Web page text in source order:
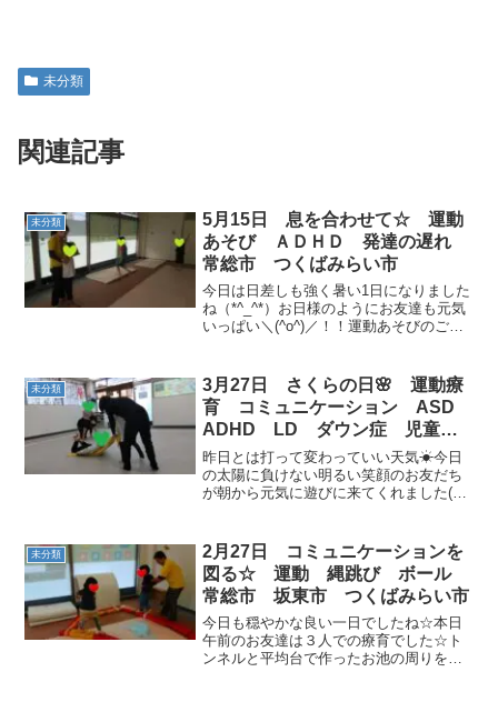
未分類
関連記事
未分類
5月15日 息を合わせて☆ 運動
あそび ＡＤＨＤ 発達の遅れ
常総市 つくばみらい市
今日は日差しも強く暑い1日になりました
ね（*^_^*）お日様のようにお友達も元気
いっぱい＼(^o^)／！！運動あそびのご挨
ロしてしまいました(^O^) 今日はお友
達...
未分類
3月27日 さくらの日🌸 運動療
育 コミュニケーション ASD
ADHD LD ダウン症 児童発
達支援 放課後等デイサービス
常総市 つくばみらい市 坂東
市 守谷市
昨日とは打って変わっていい天気☀今日
の太陽に負けない明るい笑顔のお友だち
が朝から元気に遊びに来てくれました(●
レッチとGOSTOP！！ サーキットテーマ
「さくらの...
未分類
2月27日 コミュニケーションを
図る☆ 運動 縄跳び ボール
常総市 坂東市 つくばみらい市
今日も穏やかな良い一日でしたね☆本日
午前のお友達は３人での療育でした☆ト
ンネルと平均台で作ったお池の周りをみ